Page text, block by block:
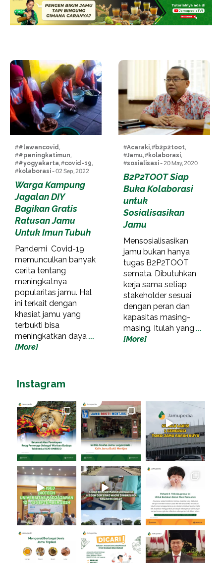
##lawancovid,
##peningkatimun,
##yogyakarta, #covid-19,
#kolaborasi- 02 Sep, 2022
Warga Kampung
Jagalan DIY
Bagikan Gratis
Ratusan Jamu
Untuk Imun Tubuh
Pandemi Covid-19
memunculkan banyak
cerita tentang
meningkatnya
popularitas jamu. Hal
ini terkait dengan
khasiat jamu yang
terbukti bisa
meningkatkan daya ...
[More]
#Acaraki, #b2p2toot,
#Jamu, #kolaborasi,
#sosialisasi- 20 May, 2020
B2P2TOOT Siap
Buka Kolaborasi
untuk
Sosialisasikan
Jamu
Mensosialisasikan
jamu bukan hanya
tugas B2P2TOOT
semata. Dibutuhkan
kerja sama setiap
stakeholder sesuai
dengan peran dan
kapasitas masing-
masing. Itulah yang ...
[More]
Instagram